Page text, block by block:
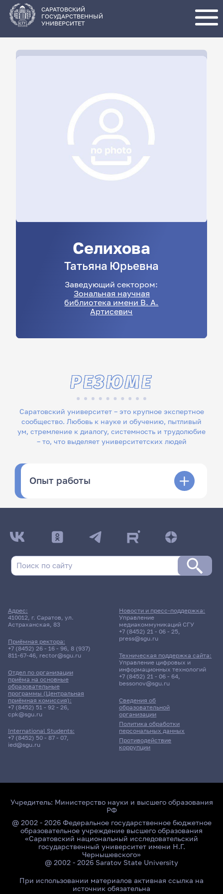
основному
содержанию
САРАТОВСКИЙ
ГОСУДАРСТВЕННЫЙ
УНИВЕРСИТЕТ
Селихова
Татьяна Юрьевна
Заведующий сектором:
Зональная научная
библиотека имени В. А.
Артисевич
Саратовский университет – это крупное экспертное
сообщество. Любовь к науке и обучению, пытливый
ум, стремление к диалогу, системность и трудолюбие
– то, что выделяет университетских людей
РЕЗЮМЕ
Опыт работы
Адрес:
410012, г. Саратов, ул.
Астраханская, 83
Приёмная ректора:
+7 (8452) 26 - 16 - 96, 8 (937)
811-67-46, rector@sgu.ru
Отдел по организации
приёма на основные
образовательные
программы (Центральная
приёмная комиссия):
+7 (8452) 51 - 92 - 26,
cpk@sgu.ru
International Students:
+7 (8452) 50 - 87 - 07,
ied@sgu.ru
Сведения об
образовательной
организации
Политика обработки
персональных данных
Противодействие
коррупции
Новости и пресс-поддержка:
Управление
медиакоммуникаций СГУ
+7 (8452) 21 - 06 - 25,
press@sgu.ru
Техническая поддержка сайта:
Управление цифровых и
информационных технологий
+7 (8452) 21 - 06 - 64,
bessonov@sgu.ru
Учредитель: Министерство науки и высшего образования
РФ
@ 2002 - 2026 Федеральное государственное бюджетное
образовательное учреждение высшего образования
«Саратовский национальный исследовательский
государственный университет имени Н.Г.
Чернышевского»
@ 2002 - 2026 Saratov State University
При использовании материалов активная ссылка на
источник обязательна